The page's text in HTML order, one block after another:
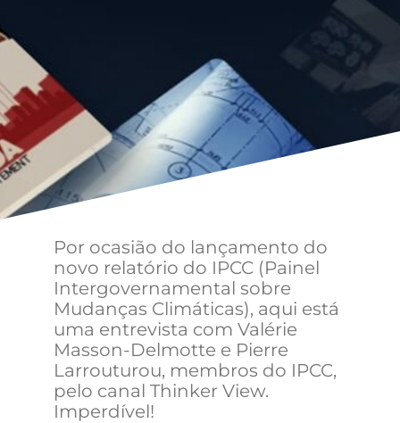
Por ocasião do lançamento do
novo relatório do IPCC (Painel
Intergovernamental sobre
Mudanças Climáticas), aqui está
uma entrevista com Valérie
Masson-Delmotte e Pierre
Larrouturou, membros do IPCC,
pelo canal Thinker View.
Imperdível!